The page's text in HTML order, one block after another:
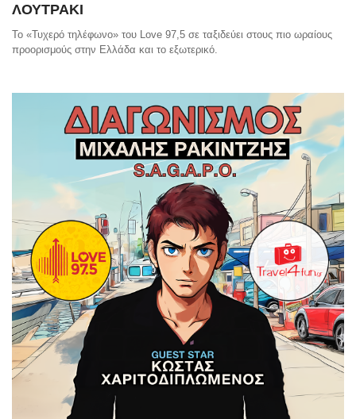
ΛΟΥΤΡΑΚΙ
Το «Τυχερό τηλέφωνο» του Love 97,5 σε ταξιδεύει στους πιο ωραίους
προορισμούς στην Ελλάδα και το εξωτερικό.